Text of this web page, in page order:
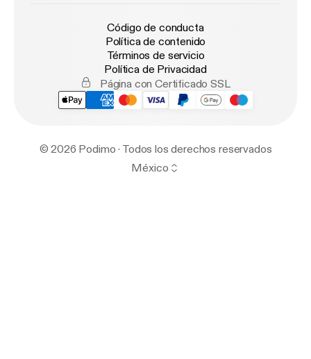
Código de conducta
Política de contenido
Términos de servicio
Política de Privacidad
Página con Certificado SSL
© 2026 Podimo · Todos los derechos reservados
México